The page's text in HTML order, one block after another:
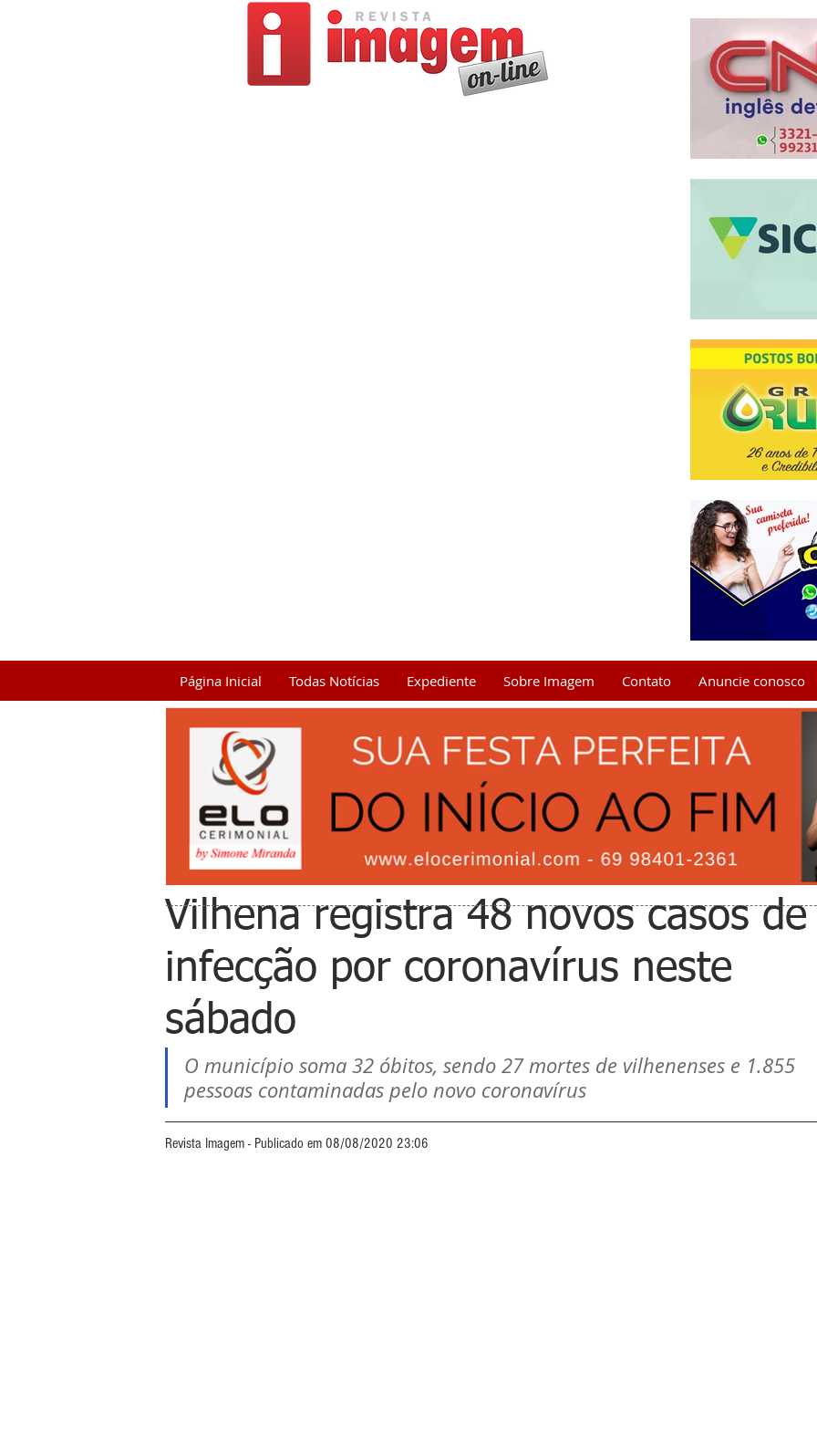
Página Inicial Todas Notícias Expediente Sobre Imagem Contato Anuncie conosco
Vilhena registra 48 novos casos de
infecção por coronavírus neste
sábado
O município soma 32 óbitos, sendo 27 mortes de vilhenenses e 1.855
pessoas contaminadas pelo novo coronavírus
Revista Imagem - Publicado em 08/08/2020 23:06